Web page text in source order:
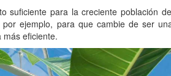
suficiente para la creciente población
ejemplo, para que cambie de ser
eficiente.